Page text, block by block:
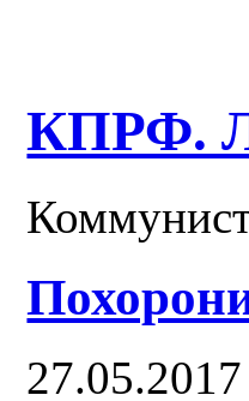
КПРФ.